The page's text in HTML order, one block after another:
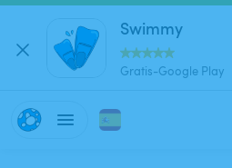
Swimmy
Gratis-Google Play